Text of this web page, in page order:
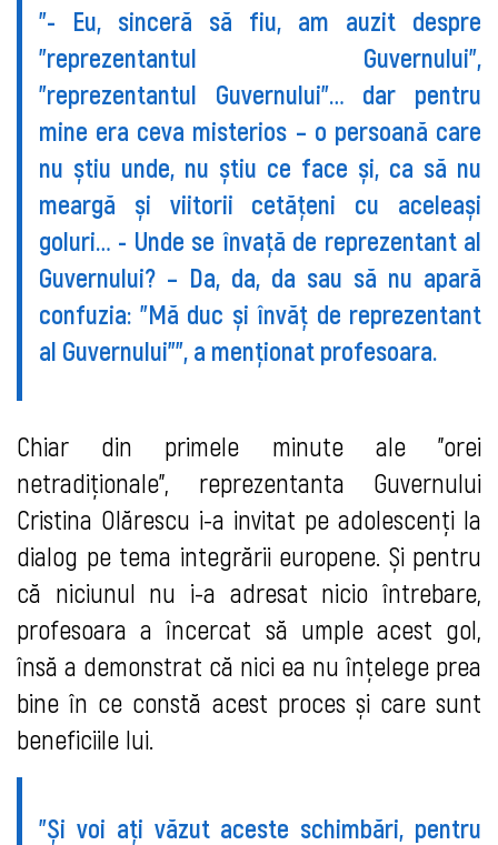
”- Eu, sinceră să fiu, am auzit despre
”reprezentantul Guvernului”,
”reprezentantul Guvernului”… dar pentru
mine era ceva misterios – o persoană care
nu știu unde, nu știu ce face și, ca să nu
meargă și viitorii cetățeni cu aceleași
goluri… - Unde se învață de reprezentant al
Guvernului? – Da, da, da sau să nu apară
confuzia: ”Mă duc și învăț de reprezentant
al Guvernului””, a menționat profesoara.
Chiar din primele minute ale ”orei
netradiționale”, reprezentanta Guvernului
Cristina Olărescu i-a invitat pe adolescenți la
dialog pe tema integrării europene. Și pentru
că niciunul nu i-a adresat nicio întrebare,
profesoara a încercat să umple acest gol,
însă a demonstrat că nici ea nu înțelege prea
bine în ce constă acest proces și care sunt
beneficiile lui.
”Și voi ați văzut aceste schimbări, pentru